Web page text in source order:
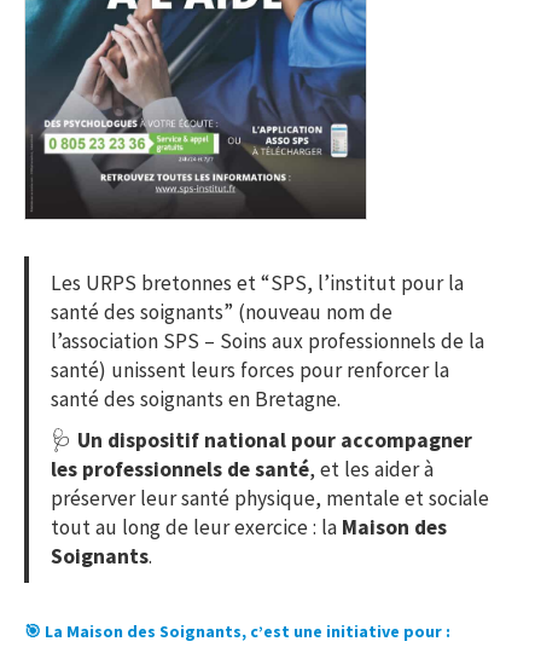
Les URPS bretonnes et “SPS, l’institut pour la
santé des soignants” (nouveau nom de
l’association SPS – Soins aux professionnels de la
santé) unissent leurs forces pour renforcer la
santé des soignants en Bretagne.
🩺 Un dispositif national pour accompagner
les professionnels de santé, et les aider à
préserver leur santé physique, mentale et sociale
tout au long de leur exercice : la Maison des
Soignants.
🎯 La Maison des Soignants, c’est une initiative pour :